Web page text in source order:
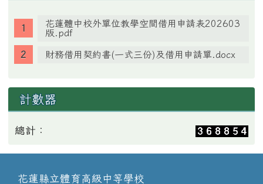
花蓮體中校外單位教學空間借用申請表202603
版.pdf
財務借用契約書(一式三份)及借用申請單.docx
計數器
總計：
花蓮縣立體育高級中等學校